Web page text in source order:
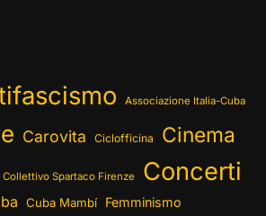
Associazione Italia-Cuba
Carovita Ciclofficina Cinema
Collettivo Spartaco Firenze Concerti
Cuba Mambí Femminismo